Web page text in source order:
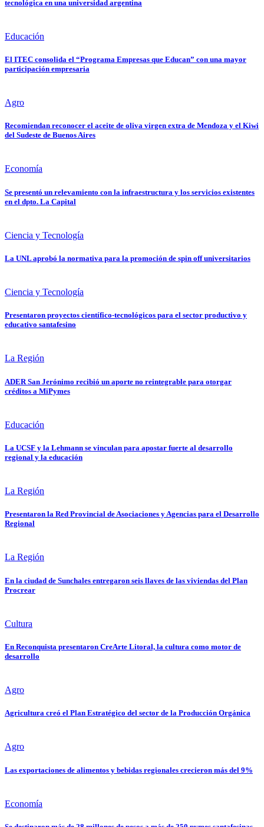
tecnológica en una universidad argentina
Educación
El ITEC consolida el “Programa Empresas que Educan” con una mayor
participación empresaria
Agro
Recomiendan reconocer el aceite de oliva virgen extra de Mendoza y el Kiwi
del Sudeste de Buenos Aires
Economía
Se presentó un relevamiento con la infraestructura y los servicios existentes
en el dpto. La Capital
Ciencia y Tecnología
La UNL aprobó la normativa para la promoción de spin off universitarios
Ciencia y Tecnología
Presentaron proyectos científico-tecnológicos para el sector productivo y
educativo santafesino
La Región
ADER San Jerónimo recibió un aporte no reintegrable para otorgar
créditos a MiPymes
Educación
La UCSF y la Lehmann se vinculan para apostar fuerte al desarrollo
regional y la educación
La Región
Presentaron la Red Provincial de Asociaciones y Agencias para el Desarrollo
Regional
La Región
En la ciudad de Sunchales entregaron seis llaves de las viviendas del Plan
Procrear
Cultura
En Reconquista presentaron CreArte Litoral, la cultura como motor de
desarrollo
Agro
Agricultura creó el Plan Estratégico del sector de la Producción Orgánica
Agro
Las exportaciones de alimentos y bebidas regionales crecieron más del 9%
Economía